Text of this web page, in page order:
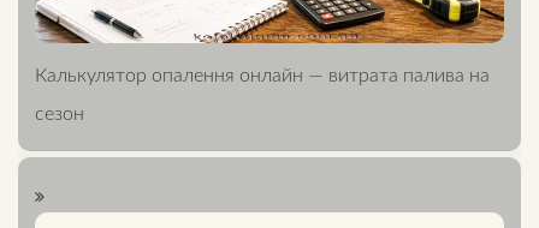
Калькулятор опалення онлайн — витрата палива на
сезон